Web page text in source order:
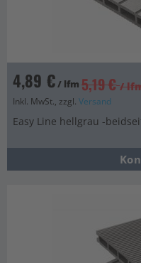
4,89 €/ lfm 5,19 € /
Inkl. MwSt., zzgl. Versand
Easy Line hellgrau -